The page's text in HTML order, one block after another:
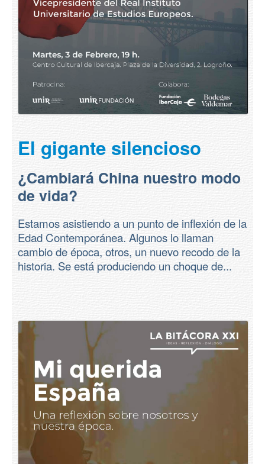
El gigante silencioso
¿Cambiará China nuestro modo
de vida?
Estamos asistiendo a un punto de inflexión de la
Edad Contemporánea. Algunos lo llaman
cambio de época, otros, un nuevo recodo de la
historia. Se está produciendo un choque de...